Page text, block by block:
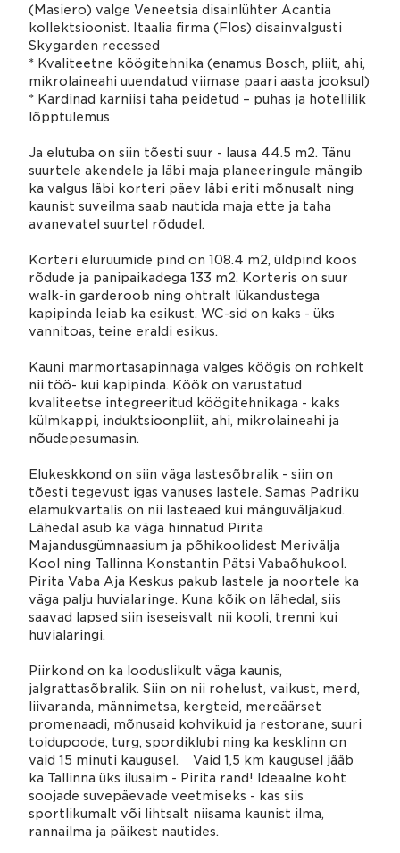
(Masiero) valge Veneetsia disainlühter Acantia
kollektsioonist. Itaalia firma (Flos) disainvalgusti
Skygarden recessed
* Kvaliteetne köögitehnika (enamus Bosch, pliit, ahi,
mikrolaineahi uuendatud viimase paari aasta jooksul)
* Kardinad karniisi taha peidetud – puhas ja hotellilik
lõpptulemus
Ja elutuba on siin tõesti suur - lausa 44.5 m2. Tänu
suurtele akendele ja läbi maja planeeringule mängib
ka valgus läbi korteri päev läbi eriti mõnusalt ning
kaunist suveilma saab nautida maja ette ja taha
avanevatel suurtel rõdudel.
Korteri eluruumide pind on 108.4 m2, üldpind koos
rõdude ja panipaikadega 133 m2. Korteris on suur
walk-in garderoob ning ohtralt lükandustega
kapipinda leiab ka esikust. WC-sid on kaks - üks
vannitoas, teine eraldi esikus.
Kauni marmortasapinnaga valges köögis on rohkelt
nii töö- kui kapipinda. Köök on varustatud
kvaliteetse integreeritud köögitehnikaga - kaks
külmkappi, induktsioonpliit, ahi, mikrolaineahi ja
nõudepesumasin.
Elukeskkond on siin väga lastesõbralik - siin on
tõesti tegevust igas vanuses lastele. Samas Padriku
elamukvartalis on nii lasteaed kui mänguväljakud.
Lähedal asub ka väga hinnatud Pirita
Majandusgümnaasium ja põhikoolidest Merivälja
Kool ning Tallinna Konstantin Pätsi Vabaõhukool.
Pirita Vaba Aja Keskus pakub lastele ja noortele ka
väga palju huvialaringe. Kuna kõik on lähedal, siis
saavad lapsed siin iseseisvalt nii kooli, trenni kui
huvialaringi.
Piirkond on ka looduslikult väga kaunis,
jalgrattasõbralik. Siin on nii rohelust, vaikust, merd,
liivaranda, männimetsa, kergteid, mereäärset
promenaadi, mõnusaid kohvikuid ja restorane, suuri
toidupoode, turg, spordiklubi ning ka kesklinn on
vaid 15 minuti kaugusel. Vaid 1,5 km kaugusel jääb
ka Tallinna üks ilusaim - Pirita rand! Ideaalne koht
soojade suvepäevade veetmiseks - kas siis
sportlikumalt või lihtsalt niisama kaunist ilma,
rannailma ja päikest nautides.